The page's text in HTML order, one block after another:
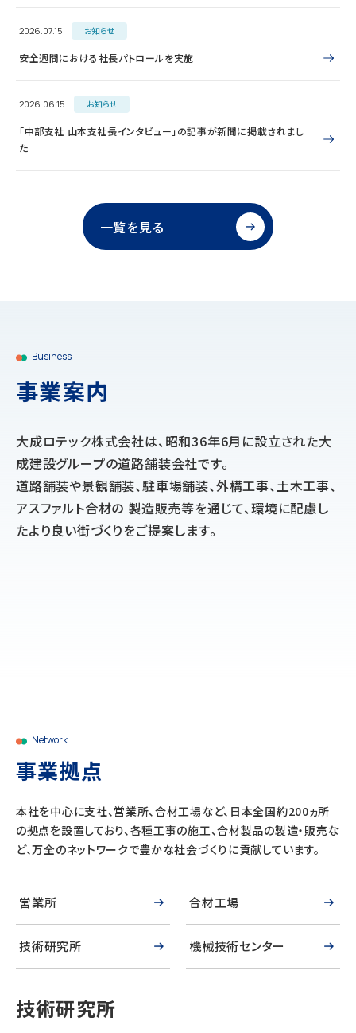
2026.07.15 お知らせ
安全週間における社長パトロールを実施
2026.06.15 お知らせ
「中部支社 山本支社長インタビュー」の記事が新聞に掲載されまし
た
一覧を見る
Business
事業案内
大成ロテック株式会社は、昭和36年6月に設立された大
成建設グループの道路舗装会社です。
道路舗装や景観舗装、駐車場舗装、外構工事、土木工事、
アスファルト合材の 製造販売等を通じて、環境に配慮し
たより良い街づくりをご提案します。
Network
事業拠点
本社を中心に支社、営業所、合材工場など、日本全国約200ヵ所
の拠点を設置しており、各種工事の施工、合材製品の製造・販売な
ど、万全のネットワークで豊かな社会づくりに貢献しています。
営業所 合材工場
技術研究所 機械技術センター
技術研究所